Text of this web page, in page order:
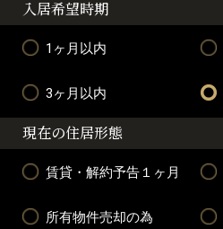
入居希望時期
1ヶ月以内
3ヶ月以内
現在の住居形態
賃貸・解約予告１ヶ月
所有物件売却の為